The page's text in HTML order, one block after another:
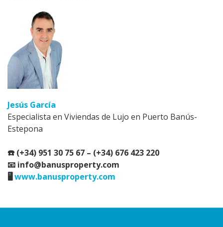
Jesús García
Especialista en Viviendas de Lujo en Puerto Banús-
Estepona
☎️ (+34) 951 30 75 67 – (+34) 676 423 220
📧 info@banusproperty.com
🖥️ www.banusproperty.com